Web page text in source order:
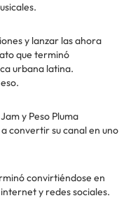
y lanzar las ahora
que terminó
urbana latina.
y Peso Pluma
convertir su canal en uno
convirtiéndose en
y redes sociales.